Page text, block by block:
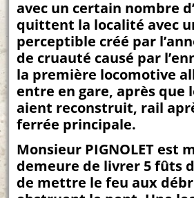
avec un certain nombre
quittent la localité avec
perceptible créé par
de cruauté causé par
la première locomotive
entre en gare, après que
aient reconstruit, rail
ferrée principale.
Monsieur PIGNOLET est
demeure de livrer 5 fûts
de mettre le feu aux